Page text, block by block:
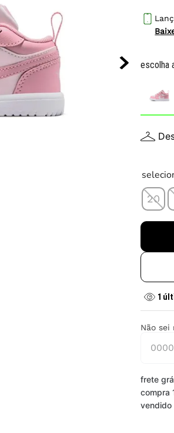
escolha
20
1
Não sei
frete
compra
vendido
balance
infantil